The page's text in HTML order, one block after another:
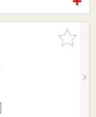
お気に入
りに追加